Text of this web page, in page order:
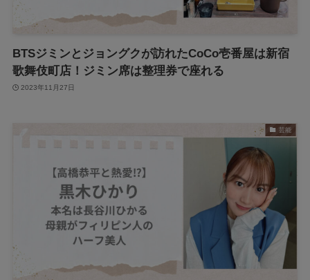
BTSジミンとジョングクが訪れたCoCo壱番屋は新宿
歌舞伎町店！ジミン席は整理券で座れる
2023年11月27日
芸能